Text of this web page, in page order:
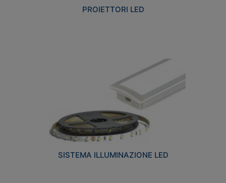
PROIETTORI LED
SISTEMA ILLUMINAZIONE LED